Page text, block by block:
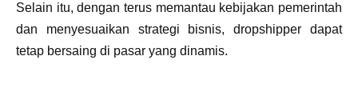
Selain itu, dengan terus memantau kebijakan pemerintah
dan menyesuaikan strategi bisnis, dropshipper dapat
tetap bersaing di pasar yang dinamis.